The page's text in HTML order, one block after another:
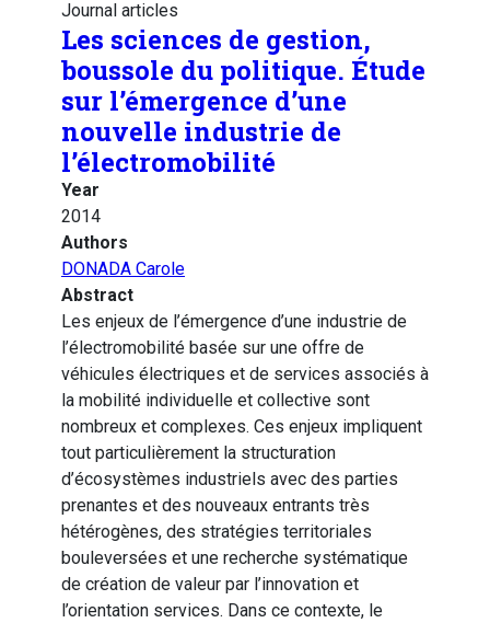
Journal articles
Les sciences de gestion,
boussole du politique. Étude
sur l’émergence d’une
nouvelle industrie de
l’électromobilité
Year
2014
Authors
DONADA Carole
Abstract
Les enjeux de l’émergence d’une industrie de
l’électromobilité basée sur une offre de
véhicules électriques et de services associés à
la mobilité individuelle et collective sont
nombreux et complexes. Ces enjeux impliquent
tout particulièrement la structuration
d’écosystèmes industriels avec des parties
prenantes et des nouveaux entrants très
hétérogènes, des stratégies territoriales
bouleversées et une recherche systématique
de création de valeur par l’innovation et
l’orientation services. Dans ce contexte, le